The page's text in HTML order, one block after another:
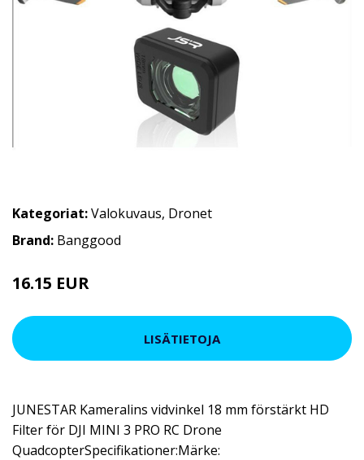
Kategoriat:Valokuvaus, Dronet
Brand: Banggood
16.15 EUR
LISÄTIETOJA
JUNESTAR Kameralins vidvinkel 18 mm förstärkt HD
Filter för DJI MINI 3 PRO RC Drone
QuadcopterSpecifikationer:Märke: